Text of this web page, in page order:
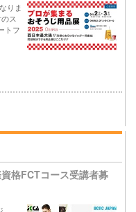
りま
ス
トフ
格FCTコース受講者募